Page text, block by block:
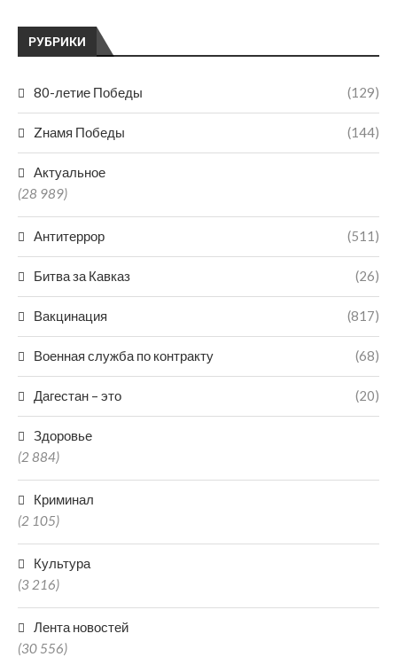
РУБРИКИ
80-летие Победы (129)
Zнамя Победы (144)
Актуальное
(28 989)
Антитеррор (511)
Битва за Кавказ (26)
Вакцинация (817)
Военная служба по контракту (68)
Дагестан – это (20)
Здоровье
(2 884)
Криминал
(2 105)
Культура
(3 216)
Лента новостей
(30 556)